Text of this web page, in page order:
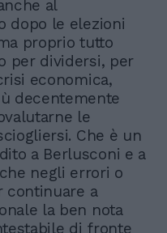
al
dopo le elezioni
proprio tutto
per dividersi, per
economica,
decentemente
le
Che è un
a Berlusconi e a
negli errori o
continuare a
la ben nota
di fronte